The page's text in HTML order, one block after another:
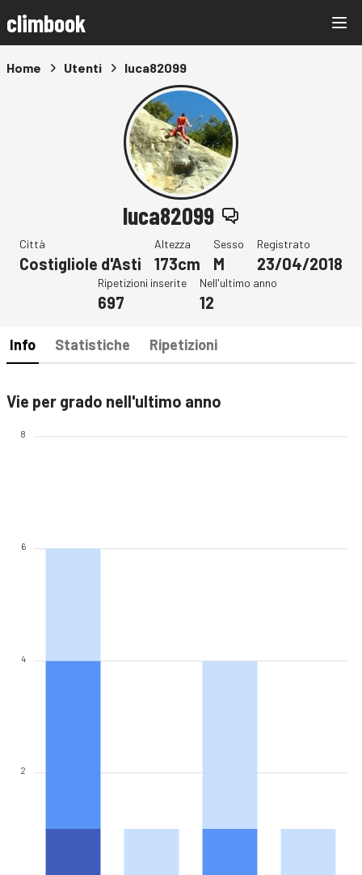
climbook
Home Utenti luca82099
luca82099
Città
Costigliole d'Asti
Altezza
173cm
Sesso
M
Registrato
23/04/2018
Ripetizioni inserite
697
Nell'ultimo anno
12
Info Statistiche Ripetizioni
Vie per grado nell'ultimo anno
8
6
4
2